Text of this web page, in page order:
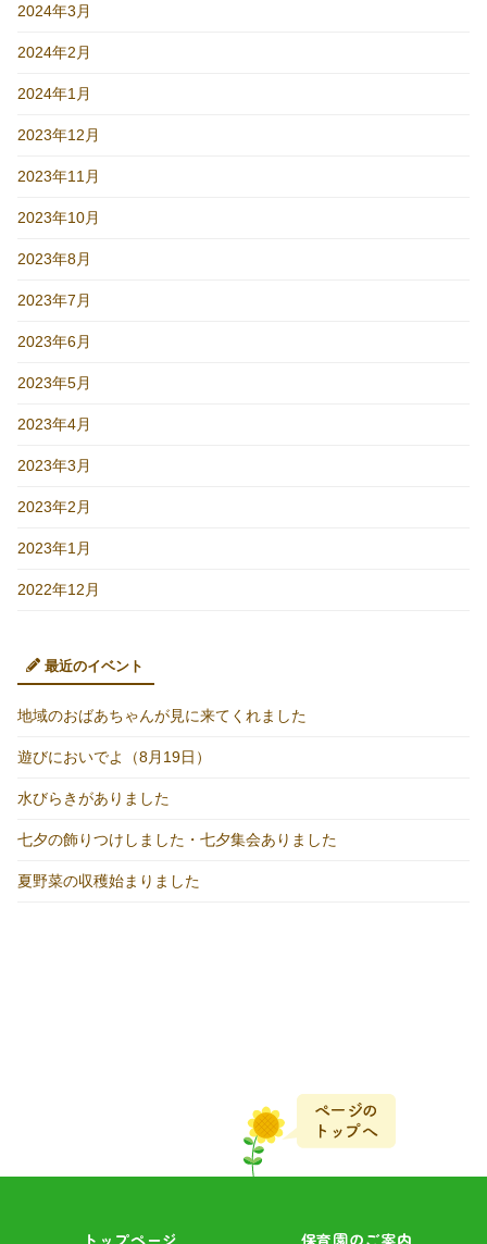
2024年3月
2024年2月
2024年1月
2023年12月
2023年11月
2023年10月
2023年8月
2023年7月
2023年6月
2023年5月
2023年4月
2023年3月
2023年2月
2023年1月
2022年12月
最近のイベント
地域のおばあちゃんが見に来てくれました
遊びにおいでよ（8月19日）
水びらきがありました
七夕の飾りつけしました・七夕集会ありました
夏野菜の収穫始まりました
トップページ 保育園のご案内